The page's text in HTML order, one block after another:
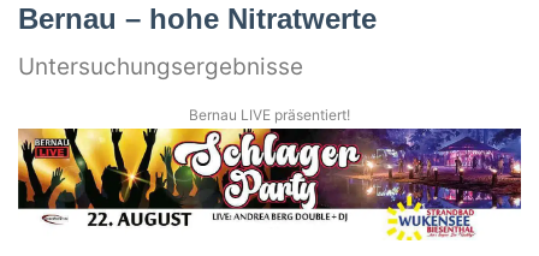
Bernau – hohe Nitratwerte
Untersuchungsergebnisse
Bernau LIVE präsentiert!